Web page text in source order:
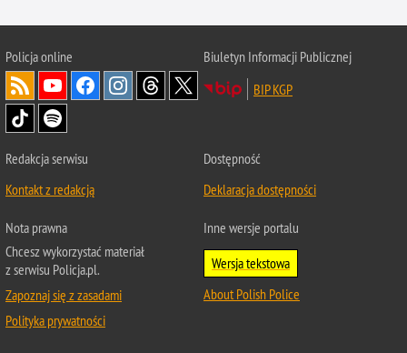
Policjaonline
Biuletyn Informacji Publicznej
BIP KGP
Redakcja serwisu
Kontakt z redakcją
Dostępność
Deklaracja dostępności
Nota prawna
Chcesz wykorzystać materiał
z serwisu Policja.pl.
Zapoznaj się z zasadami
Polityka prywatności
Inne wersje portalu
Wersja tekstowa
About Polish Police